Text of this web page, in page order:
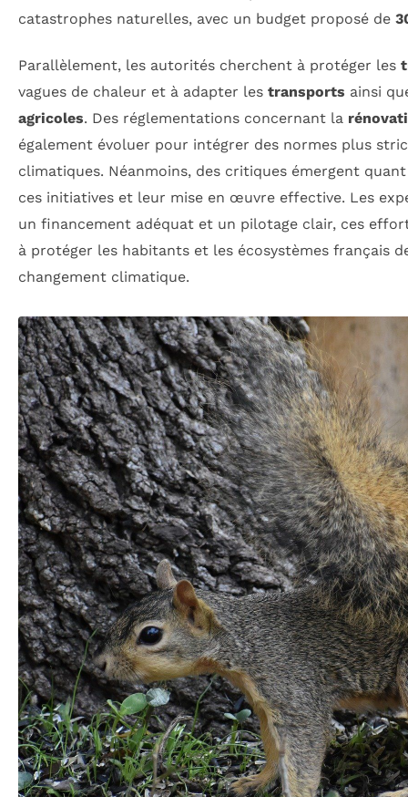
catastrophes naturelles, avec un budget proposé de
Parallèlement, les autorités cherchent à protéger les
vagues de chaleur et à adapter les transports ainsi
agricoles. Des réglementations concernant la
également évoluer pour intégrer des normes plus
climatiques. Néanmoins, des critiques émergent
ces initiatives et leur mise en œuvre effective. Les
un financement adéquat et un pilotage clair, ces
à protéger les habitants et les écosystèmes français
changement climatique.